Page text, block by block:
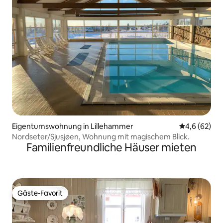
Eigentumswohnung in Lillehammer
4,6 (62)
Nordseter/Sjusjøen, Wohnung mit magischem Blick.
Familienfreundliche Häuser mieten
Gäste-Favorit
Gäste-Favorit